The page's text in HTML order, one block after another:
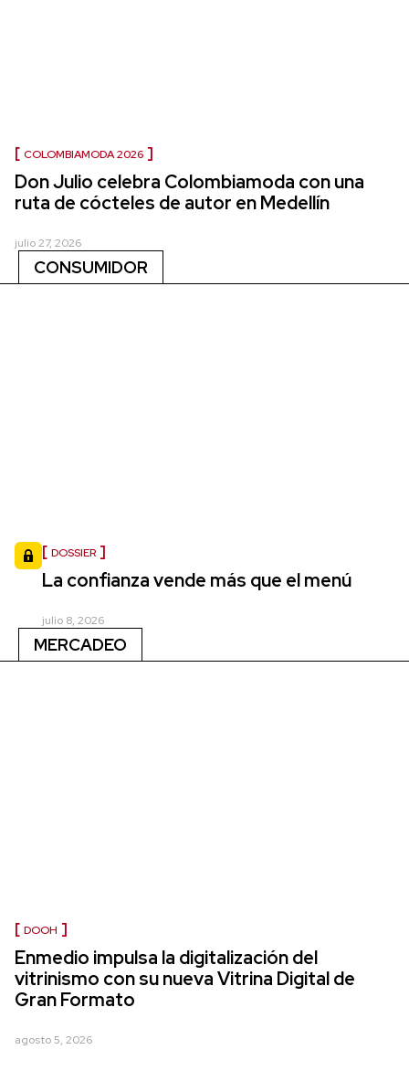
COLOMBIAMODA 2026
Don Julio celebra Colombiamoda con una
ruta de cócteles de autor en Medellín
julio 27, 2026
CONSUMIDOR
DOSSIER
La confianza vende más que el menú
julio 8, 2026
MERCADEO
DOOH
Enmedio impulsa la digitalización del
vitrinismo con su nueva Vitrina Digital de
Gran Formato
agosto 5, 2026